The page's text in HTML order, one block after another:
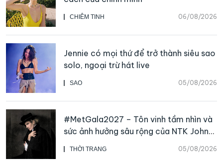
CHIÊM TINH 06/08/2026
SAO 05/08/2026
Jennie có mọi thứ để trở thành siêu sao
solo, ngoại trừ hát live
THỜI TRANG 05/08/2026
#MetGala2027 – Tôn vinh tầm nhìn và
sức ảnh hưởng sâu rộng của NTK John
Galliano